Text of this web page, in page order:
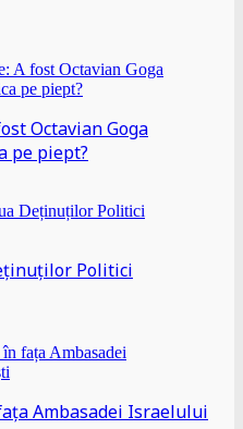
Octavian Goga
pe piept?
Politici
Ambasadei Israelului